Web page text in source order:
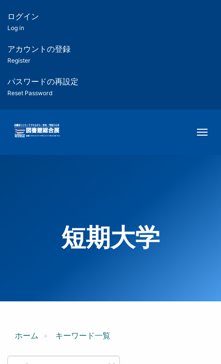
ツ
匿
名
ユ
ー
ー
用
メ
ログイン
Log in
アカウントの登録
Register
パスワードの再設定
Reset Password
短期大学
ホーム キーワード一覧